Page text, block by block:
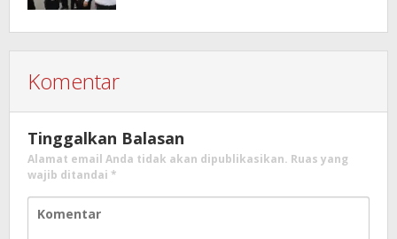
Komentar
Tinggalkan Balasan
Alamat email Anda tidak akan dipublikasikan. Ruas yang
wajib ditandai *